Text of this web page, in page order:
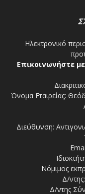
Ηλεκτρονικό
Επικοινωνήστε
Όνομα Εταιρείας:
Διεύθυνση:
Νόμιμος
Δ/
Δ/ντης